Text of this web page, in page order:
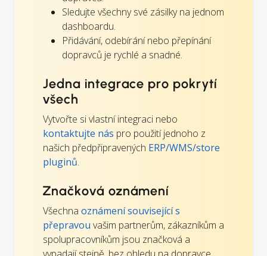
Sledujte všechny své zásilky na jednom
dashboardu.
Přidávání, odebírání nebo přepínání
dopravců je rychlé a snadné.
Jedna integrace pro pokrytí
všech
Vytvořte si vlastní integraci nebo
kontaktujte nás pro použití jednoho z
našich předpřipravených ERP/WMS/store
pluginů.
Značková oznámení
Všechna oznámení související s
přepravou vašim partnerům, zákazníkům a
spolupracovníkům jsou značková a